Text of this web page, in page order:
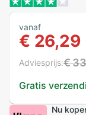
vanaf
€ 26,29
Gratis
Adviesprijs:€
Nu